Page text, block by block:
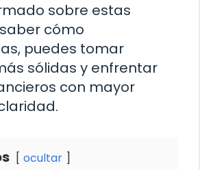
sobre estas
cómo
puedes tomar
sólidas y enfrentar
con mayor
ocultar